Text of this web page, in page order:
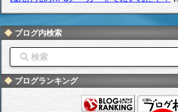
ブログ内検索
ブログランキング